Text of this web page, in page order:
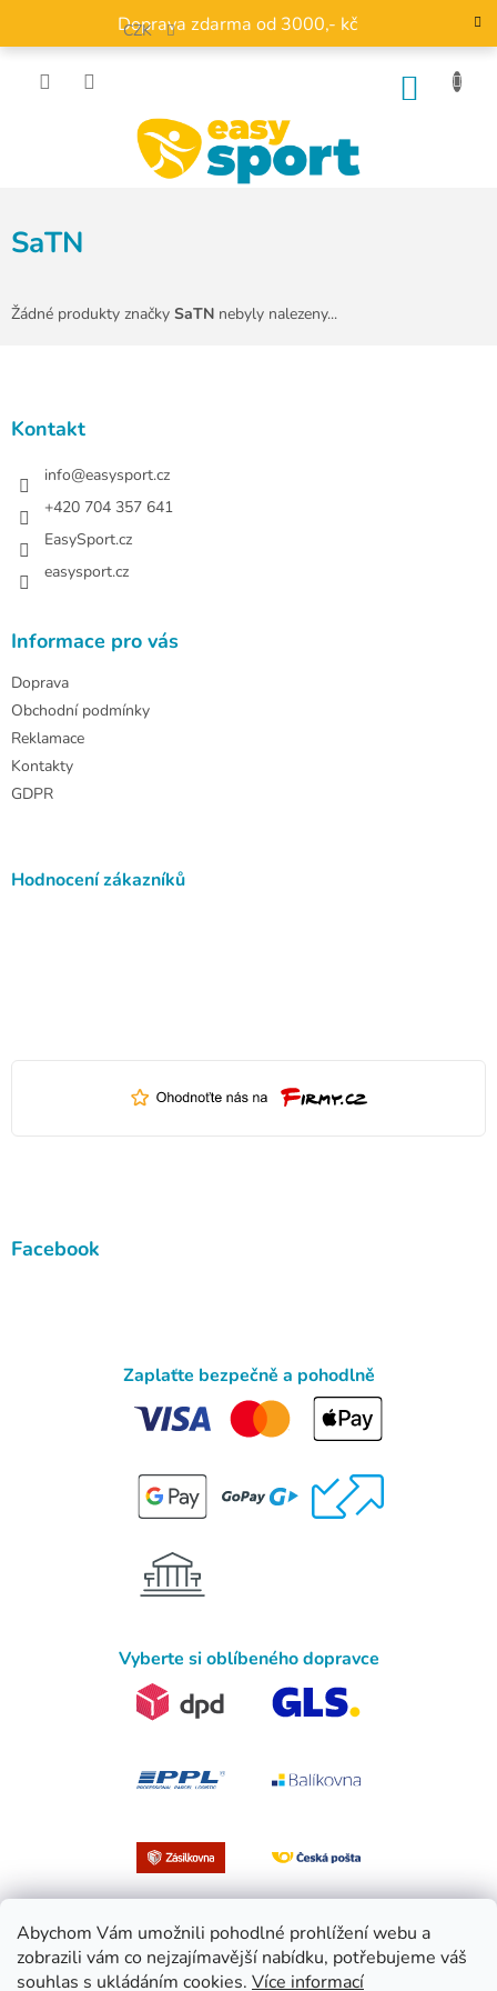
Abychom Vám umožnili pohodlné prohlížení webu a
zobrazili vám co nejzajímavější nabídku, potřebujeme váš
souhlas s ukládáním cookies. Více informací
obsah
Doprava zdarma od 3000,- kč
CZK
SaTN
Žádné produkty značky SaTN nebyly nalezeny...
Kontakt
info@easysport.cz
+420 704 357 641
EasySport.cz
easysport.cz
Informace pro vás
Doprava
Obchodní podmínky
Reklamace
Kontakty
GDPR
Hodnocení zákazníků
Facebook
Zaplaťte bezpečně a pohodlně
Vyberte si oblíbeného dopravce